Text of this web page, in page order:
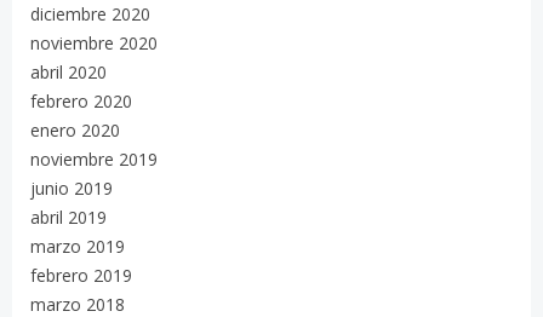
diciembre 2020
noviembre 2020
abril 2020
febrero 2020
enero 2020
noviembre 2019
junio 2019
abril 2019
marzo 2019
febrero 2019
marzo 2018